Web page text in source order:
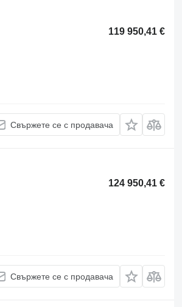
119 950,41 €
Свържете се с продавача
124 950,41 €
Свържете се с продавача